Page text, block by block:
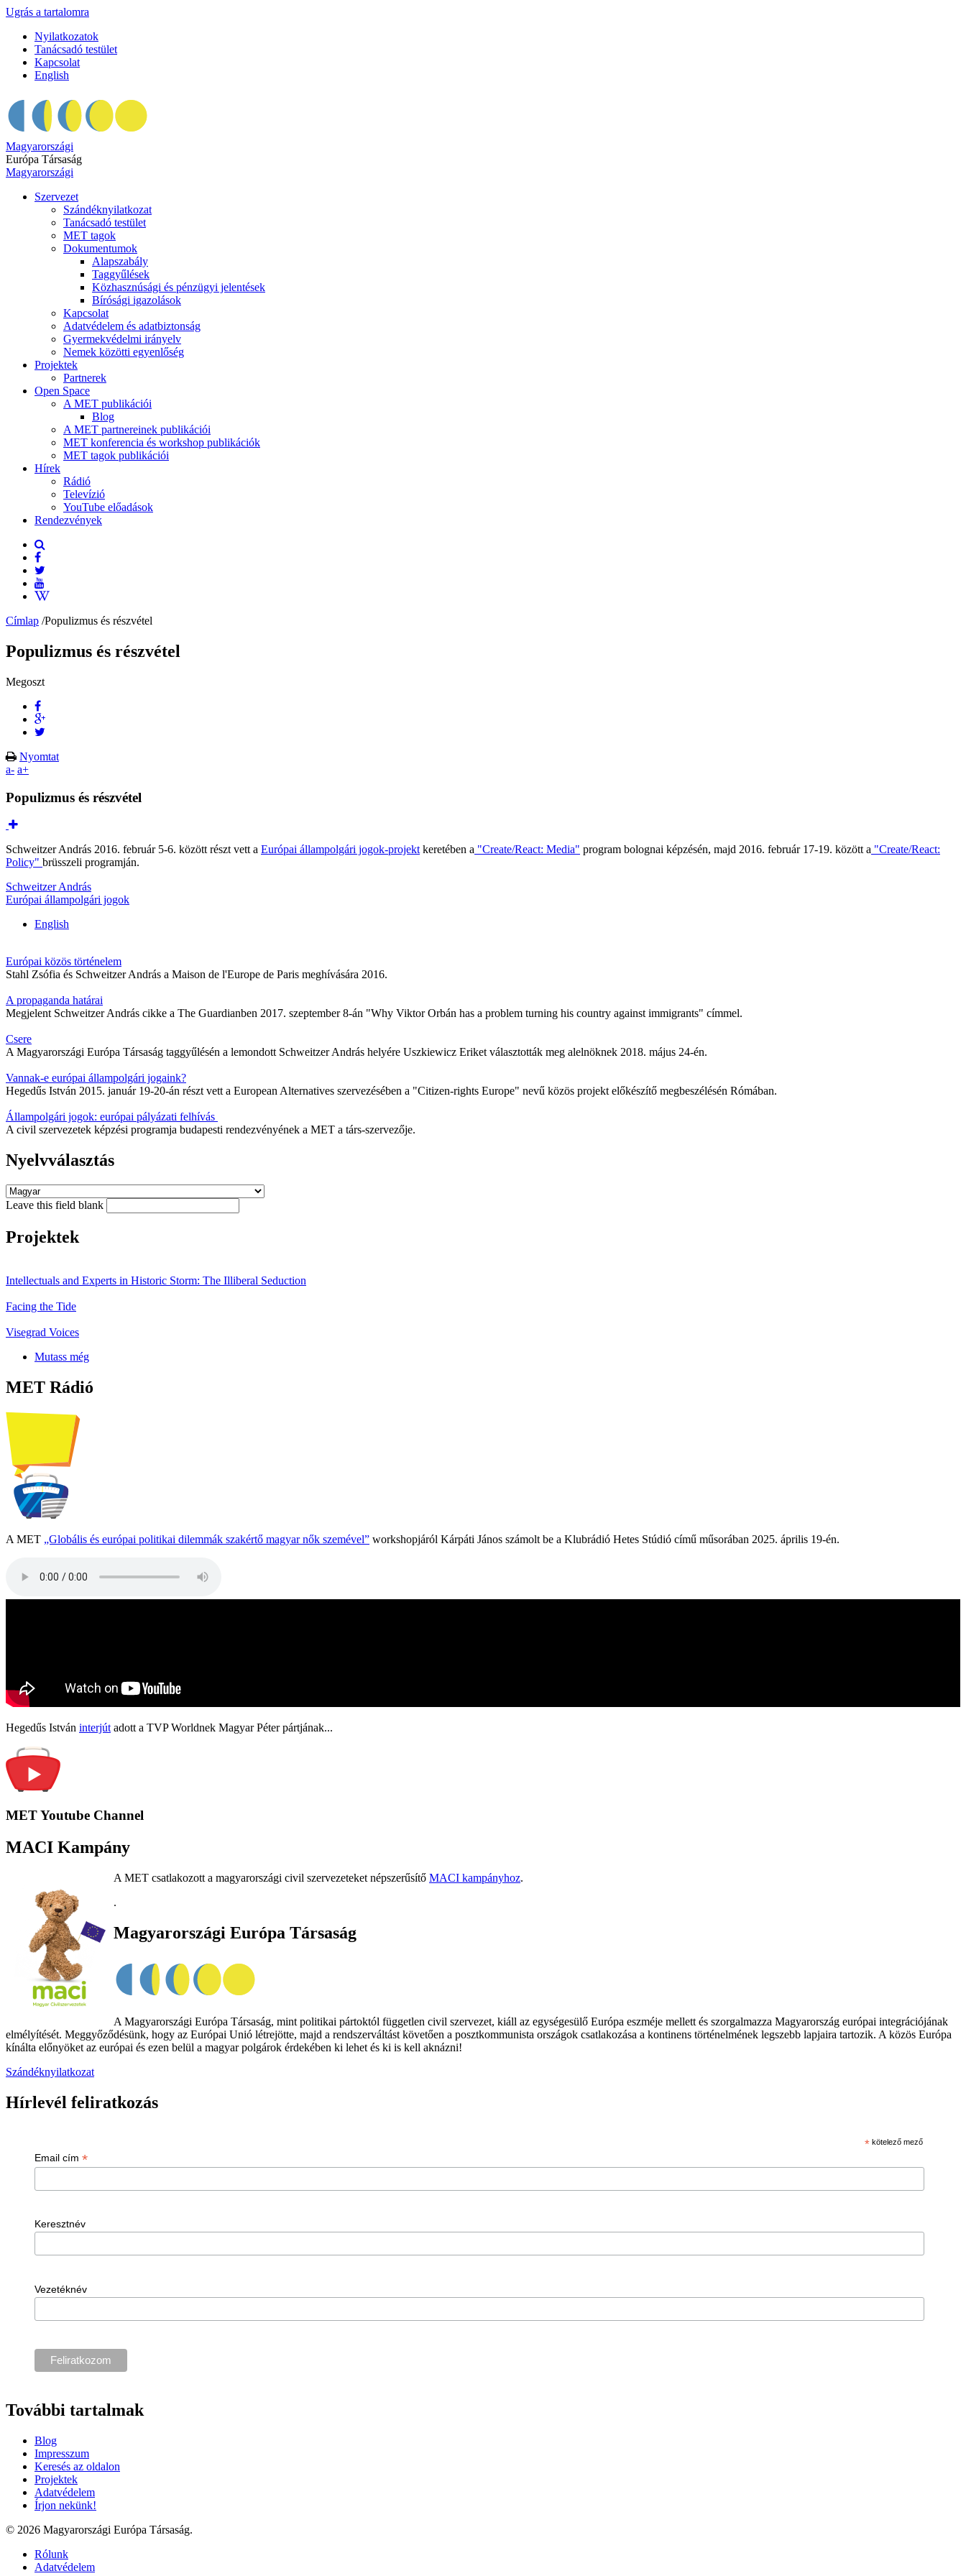
Ugrás a tartalomra
Nyilatkozatok
Tanácsadó testület
Kapcsolat
English
Magyarországi
Európa Társaság
Magyarországi
Szervezet
Szándéknyilatkozat
Tanácsadó testület
MET tagok
Dokumentumok
Alapszabály
Taggyűlések
Közhasznúsági és pénzügyi jelentések
Bírósági igazolások
Kapcsolat
Adatvédelem és adatbiztonság
Gyermekvédelmi irányelv
Nemek közötti egyenlőség
Projektek
Partnerek
Open Space
A MET publikációi
Blog
A MET partnereinek publikációi
MET konferencia és workshop publikációk
MET tagok publikációi
Hírek
Rádió
Televízió
YouTube előadások
Rendezvények
Címlap /Populizmus és részvétel
Populizmus és részvétel
Megoszt
Nyomtat
a- a+
Populizmus és részvétel
Schweitzer András 2016. február 5-6. között részt vett a Európai állampolgári jogok-projekt keretében a "Create/React: Media" program bolognai képzésén, majd 2016. február 17-19. között a "Create/React:
Policy" brüsszeli programján.
Schweitzer András
Európai állampolgári jogok
English
Európai közös történelem
Stahl Zsófia és Schweitzer András a Maison de l'Europe de Paris meghívására 2016.
A propaganda határai
Megjelent Schweitzer András cikke a The Guardianben 2017. szeptember 8-án "Why Viktor Orbán has a problem turning his country against immigrants" címmel.
Csere
A Magyarországi Európa Társaság taggyűlésén a lemondott Schweitzer András helyére Uszkiewicz Eriket választották meg alelnöknek 2018. május 24-én.
Vannak-e európai állampolgári jogaink?
Hegedűs István 2015. január 19-20-án részt vett a European Alternatives szervezésében a "Citizen-rights Europe" nevű közös projekt előkészítő megbeszélésén Rómában.
Állampolgári jogok: európai pályázati felhívás
A civil szervezetek képzési programja budapesti rendezvényének a MET a társ-szervezője.
Nyelvválasztás
Leave this field blank
Projektek
Intellectuals and Experts in Historic Storm: The Illiberal Seduction
Facing the Tide
Visegrad Voices
Mutass még
MET Rádió
A MET „Globális és európai politikai dilemmák szakértő magyar nők szemével” workshopjáról Kárpáti János számolt be a Klubrádió Hetes Stúdió című műsorában 2025. április 19-én.
Hegedűs István interjút adott a TVP Worldnek Magyar Péter pártjának...
MET Youtube Channel
MACI Kampány
A MET csatlakozott a magyarországi civil szervezeteket népszerűsítő MACI kampányhoz.
.
Magyarországi Európa Társaság
A Magyarországi Európa Társaság, mint politikai pártoktól független civil szervezet, kiáll az egységesülő Európa eszméje mellett és szorgalmazza Magyarország európai integrációjának
elmélyítését. Meggyőződésünk, hogy az Európai Unió létrejötte, majd a rendszerváltást követően a posztkommunista országok csatlakozása a kontinens történelmének legszebb lapjaira tartozik. A közös Európa
kínálta előnyöket az európai és ezen belül a magyar polgárok érdekében ki lehet és ki is kell aknázni!
Szándéknyilatkozat
Hírlevél feliratkozás
* kötelező mező
Email cím *
Keresztnév
Vezetéknév
További tartalmak
Blog
Impresszum
Keresés az oldalon
Projektek
Adatvédelem
Írjon nekünk!
© 2026 Magyarországi Európa Társaság.
Rólunk
Adatvédelem